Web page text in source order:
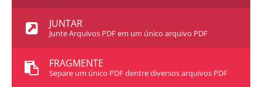
JUNTAR
Junte Arquivos PDF em um único arquivo PDF
FRAGMENTE
Separe um único PDF dentre diversos arquivos PDF